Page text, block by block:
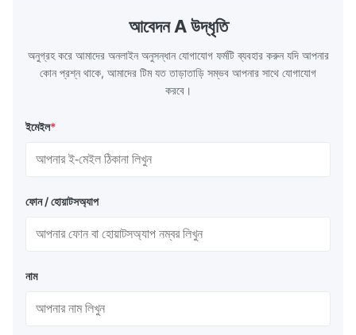
the basic component of boiler water
circulation loop.Because of both cooling
আবেদন A উদ্ধৃতি
অনুগ্রহ করে আমাদের অনলাইন অনুসন্ধান যোগাযোগ ফর্মটি ব্যবহার করুন যদি আপনার
কোন প্রশ্ন থাকে, আমাদের টিম যত তাড়াতাড়ি সম্ভব আপনার সাথে যোগাযোগ
করবে।
ইমেইল*
ফোন / হোয়াটসঅ্যাপ
নাম